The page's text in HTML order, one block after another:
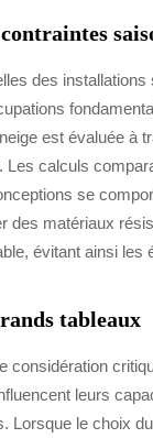
des
est évaluée à
calculs
se
des matériaux
évitant ainsi
tableaux
considération
leurs
Lorsque le choix